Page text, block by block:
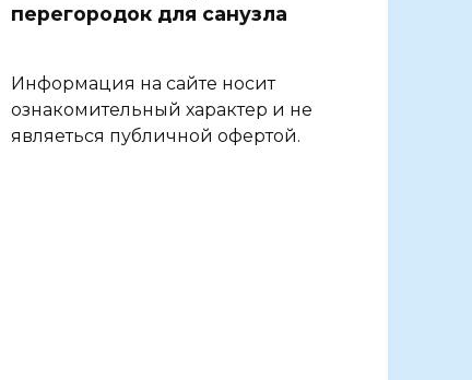
перегородок для санузла
Информация на сайте носит
ознакомительный характер и не
являеться публичной офертой.